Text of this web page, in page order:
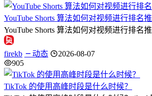
YouTube Shorts 算法如何对视频进行排名
YouTube Shorts 算法如何对视频进行排名
firekb 动态
2026-08-07
905
TikTok 的使用高峰时段是什么时候？